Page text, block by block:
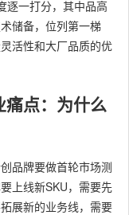
逐一打分，其中品高
储备，位列第一梯
活性和大厂品质的优
痛点：为什么
品牌要做首轮市场测
上线新SKU，需要先
展新的业务线，需要